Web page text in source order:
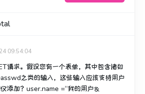
09:54:04
请求。 假设您有一个表单，其中包含诸如
之类的输入，这些输入应该支持用户
添加？user.name =“我的用户＆